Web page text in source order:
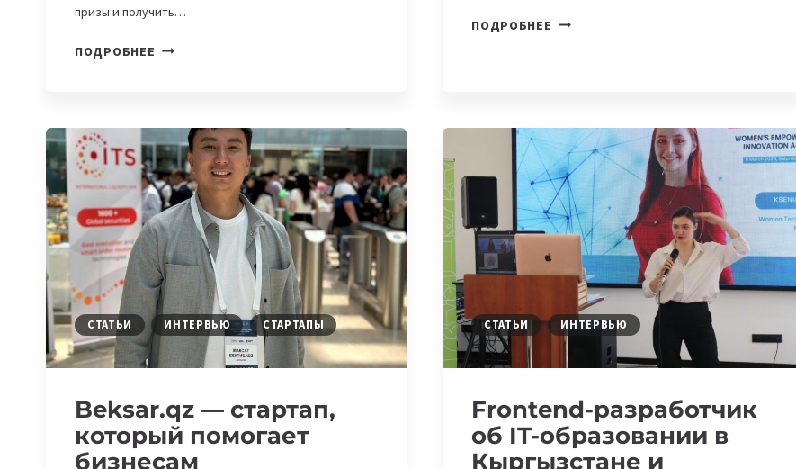
призы и получить…
ПОДРОБНЕЕ AURORA
STARTUP
BATTLE:
КОНКУРСЫ
И
ПРОГРАММЫ
ДЛЯ
СТАРТАПОВ
И
IT-
СПЕЦИАЛИСТОВ
ПОДРОБНЕЕ DEVOPS
МИТАПЫ
СЕМИНАРЫ
ДЛЯ
IT-
СПЕЦИАЛИСТОВ
СТАТЬИ ИНТЕРВЬЮ СТАРТАПЫ
Beksar.qz — стартап,
который помогает
бизнесам
СТАТЬИ ИНТЕРВЬЮ
Frontend-разработчик
об IT-образовании в
Кыргызстане и